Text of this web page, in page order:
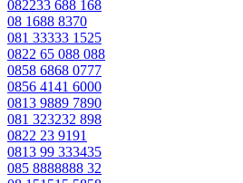
082233 688 168
08 1688 8370
081 33333 1525
0822 65 088 088
0858 6868 0777
0856 4141 6000
0813 9889 7890
081 323232 898
0822 23 9191
0813 99 333435
085 8888888 32